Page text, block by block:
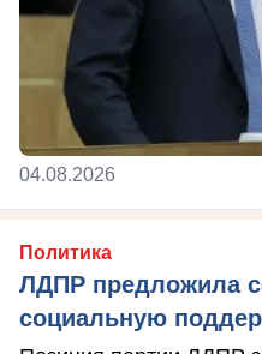
04.08.2026
Политика
ЛДПР предложила
социальную